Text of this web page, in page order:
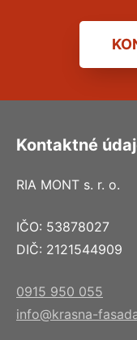
Kontaktné
RIA MONT s. r. o.
IČO: 53878027
DIČ: 2121544909
0915 950 055
info@krasna-